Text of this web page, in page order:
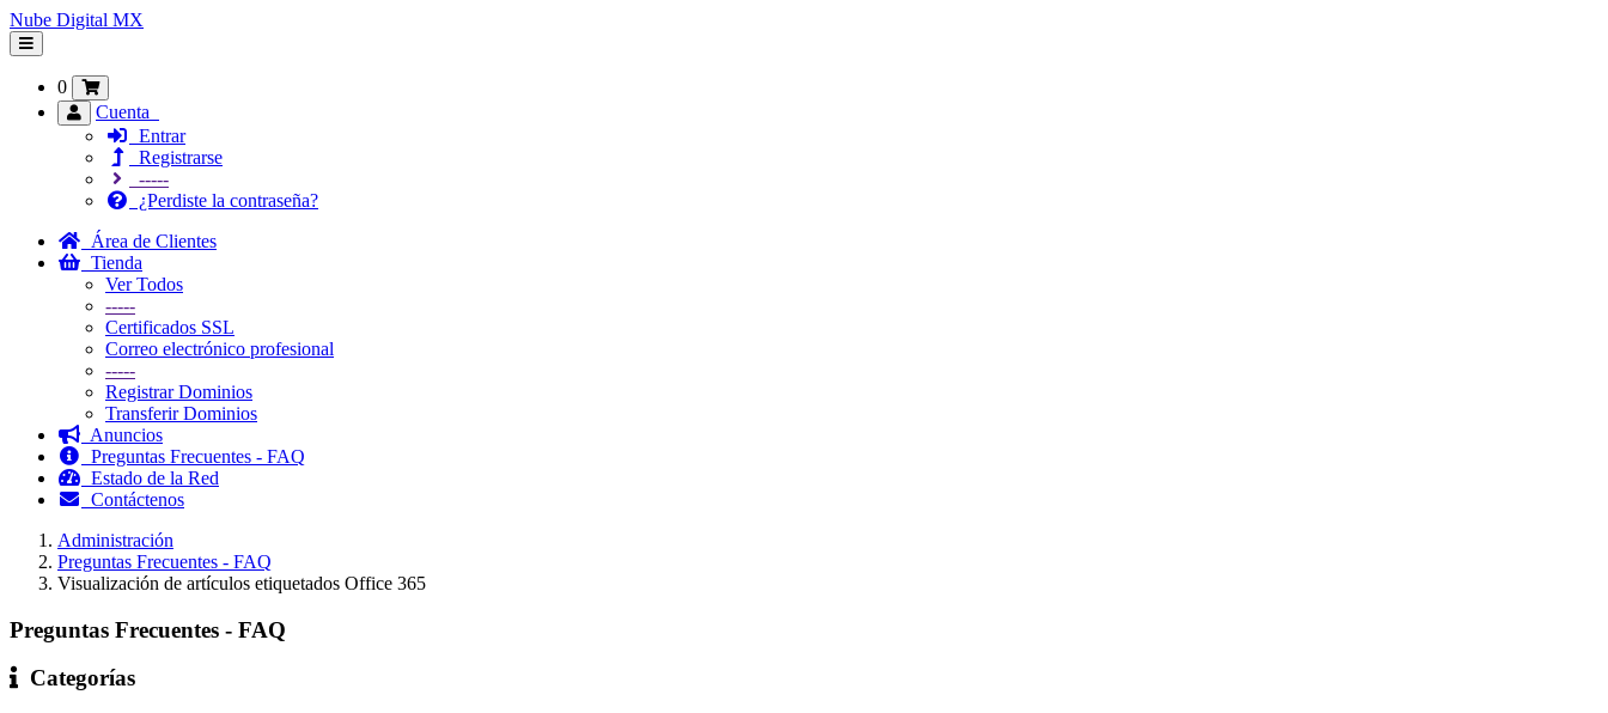
Nube Digital MX
Alternar
Navegación
0
Cuenta
Entrar
Registrarse
-----
¿Perdiste la contraseña?
Área de Clientes
Tienda
Ver Todos
-----
Certificados SSL
Correo electrónico profesional
-----
Registrar Dominios
Transferir Dominios
Anuncios
Preguntas Frecuentes - FAQ
Estado de la Red
Contáctenos
Administración
Preguntas Frecuentes - FAQ
Visualización de artículos etiquetados Office 365
Preguntas Frecuentes - FAQ
Categorías